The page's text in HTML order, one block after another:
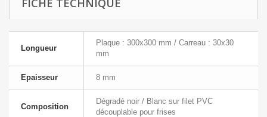
FICHE TECHNIQUE
Longueur
Plaque : 300x300 mm / Carreau : 30x30
mm
Epaisseur 8 mm
Composition
Dégradé noir / Blanc sur filet PVC
découplable pour frises